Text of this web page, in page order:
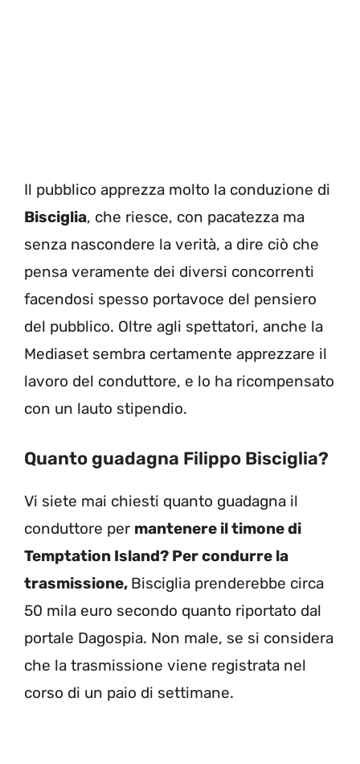
Il pubblico apprezza molto la conduzione di
Bisciglia, che riesce, con pacatezza ma
senza nascondere la verità, a dire ciò che
pensa veramente dei diversi concorrenti
facendosi spesso portavoce del pensiero
del pubblico. Oltre agli spettatori, anche la
Mediaset sembra certamente apprezzare il
lavoro del conduttore, e lo ha ricompensato
con un lauto stipendio.
Quanto guadagna Filippo Bisciglia?
Vi siete mai chiesti quanto guadagna il
conduttore per mantenere il timone di
Temptation Island? Per condurre la
trasmissione, Bisciglia prenderebbe circa
50 mila euro secondo quanto riportato dal
portale Dagospia. Non male, se si considera
che la trasmissione viene registrata nel
corso di un paio di settimane.